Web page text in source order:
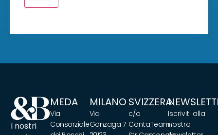
I nostri
MEDA
Via
Consorziale
MILANO
Via
Gonzaga 7
SVIZZERA
c/o
ContaTeam
Iscriviti alla
nostra